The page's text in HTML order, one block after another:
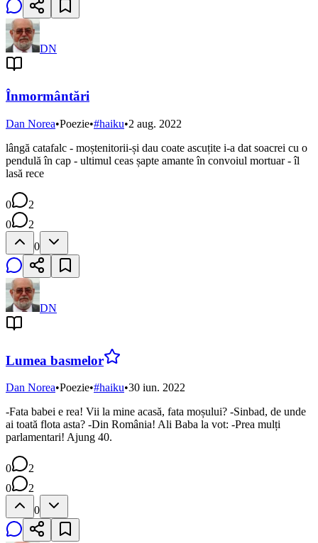
DN
Înmormântări
Dan Norea•Poezie•#haiku•2 aug. 2022
lângă catafalc - moștenitorii-și dau coate ascuțite i-a dat soacrei cu o
pendulă în cap - ultimul ceas șapte amante în convoiul mortuar - îl
lasă rece
0
2
0
2
0
DN
Lumea basmelor
Dan Norea•Poezie•#haiku•30 iun. 2022
-Fata babei e rea! Vii la mine acasă, fata moșului? -Sinbad, de unde
ai toată flota asta? -Din România! Ali Baba la vot: -Prea mulți
parlamentari! Ajung 40.
0
2
0
2
0